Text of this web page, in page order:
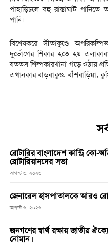
পাহাড়িঢলে বহু রাস্তাঘাট
পানি।
বিশেষকরে সীতাকুণ্ডে
দুর্ভোগের শিকার হতে হয়
যততত্র শিল্পকারখানা গড়ে ওঠায়
এখানকার বাড়বাকুণ্ড, বাঁশবাড়িয়া,
রোটারির বাংলাদেশ কান্ট্রি কো-
রোটারিয়ানদের সভা
আগস্ট ৬, ২০২৬
জেনারেল হাসপাতালকে আরও
আগস্ট ৬, ২০২৬
জনগণের স্বার্থ রক্ষায় জাতীয়
নোমান।